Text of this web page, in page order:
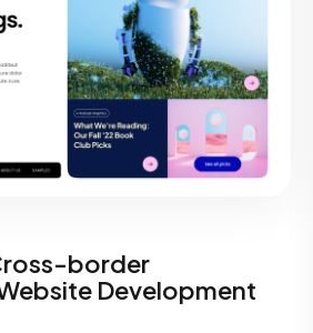
border
Development